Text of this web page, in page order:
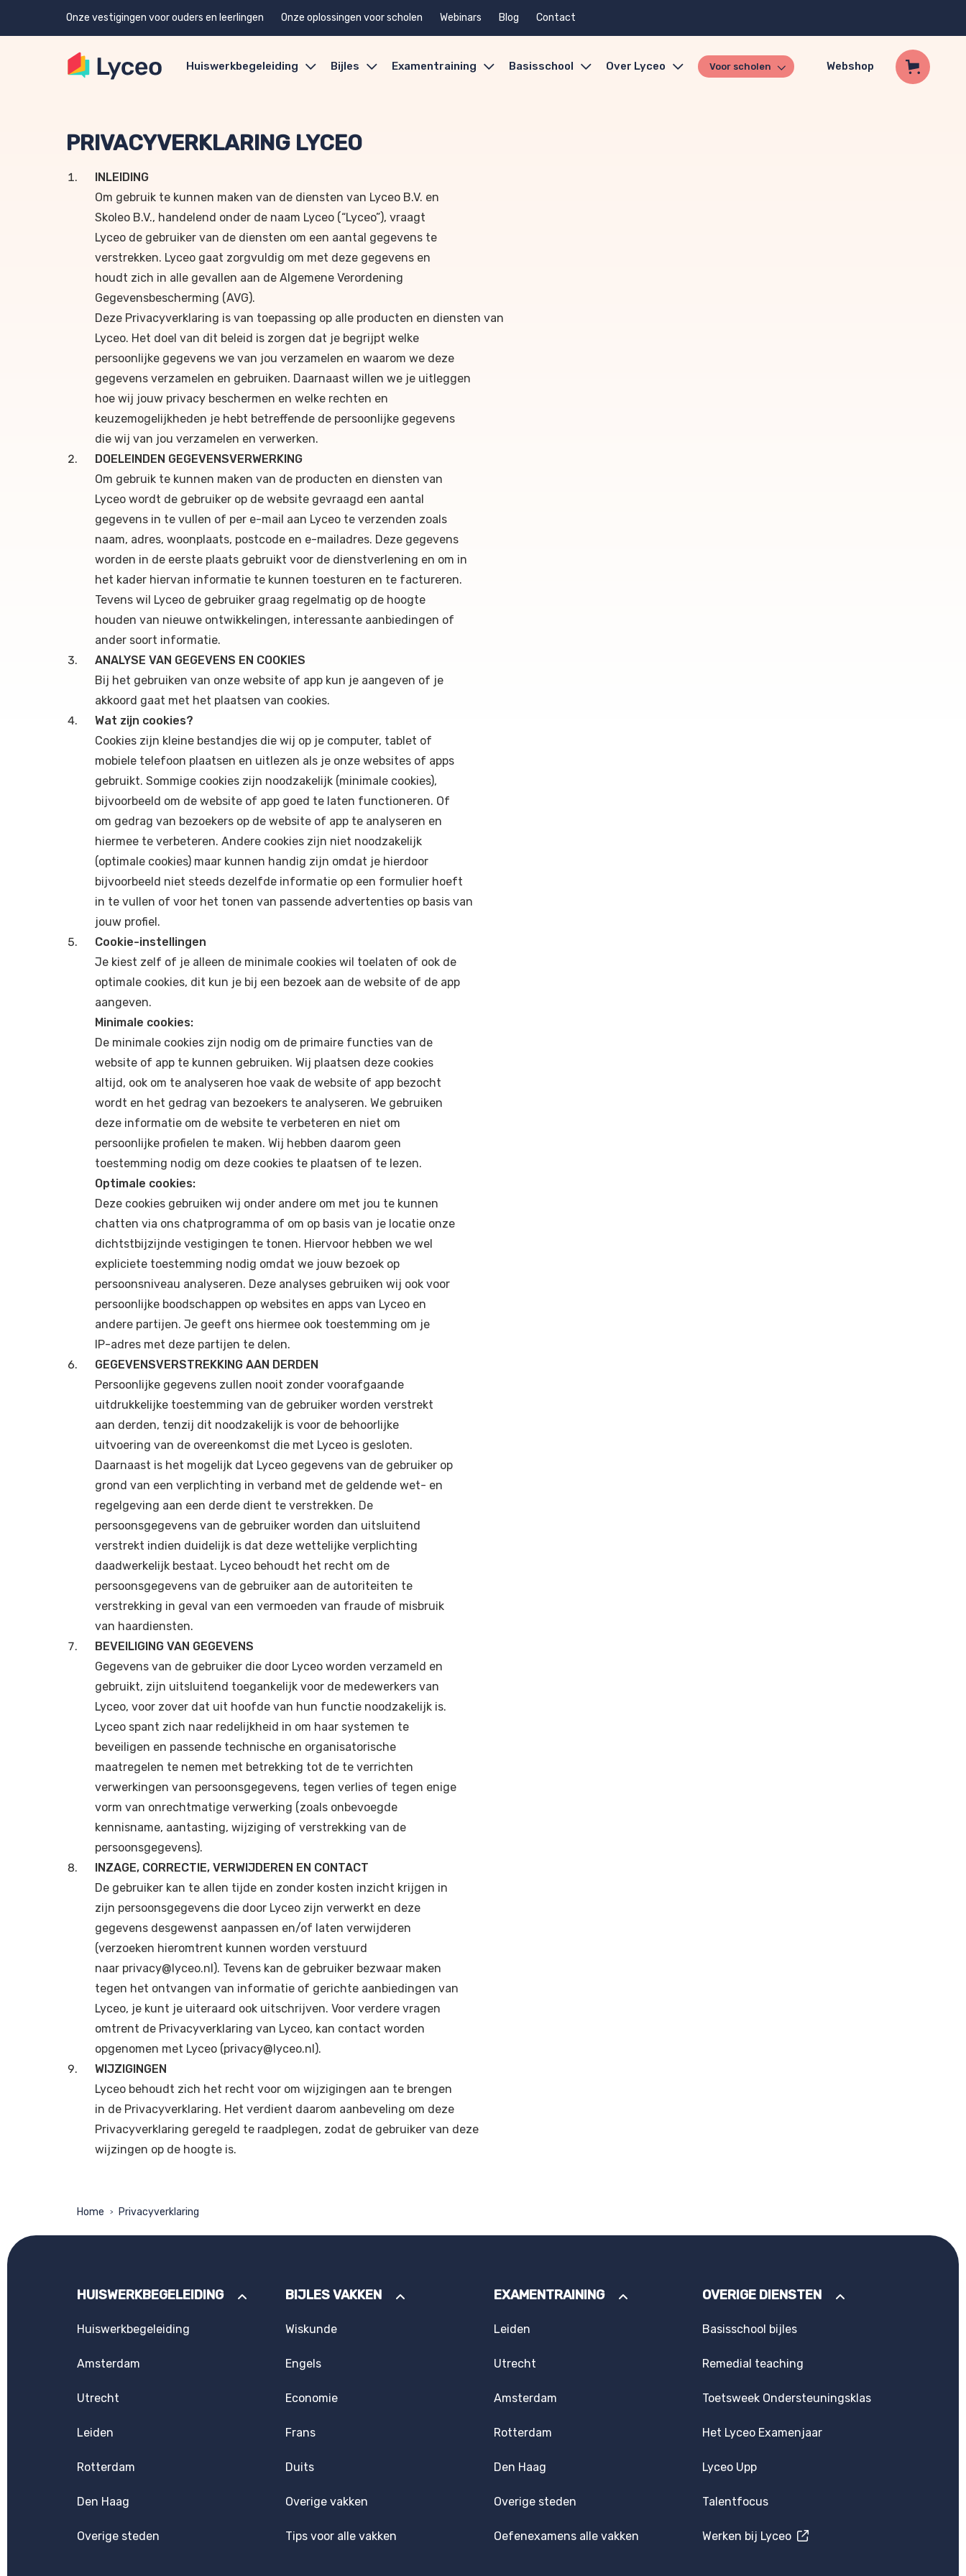
Onze vestigingen voor ouders en leerlingen Onze oplossingen voor scholen Webinars Blog Contact
Huiswerkbegeleiding Bijles Examentraining Basisschool Over Lyceo Voor scholen Webshop
PRIVACYVERKLARING LYCEO
INLEIDING
Om gebruik te kunnen maken van de diensten van Lyceo B.V. en
Skoleo B.V., handelend onder de naam Lyceo (“Lyceo”), vraagt
Lyceo de gebruiker van de diensten om een aantal gegevens te
verstrekken. Lyceo gaat zorgvuldig om met deze gegevens en
houdt zich in alle gevallen aan de Algemene Verordening
Gegevensbescherming (AVG).
Deze Privacyverklaring is van toepassing op alle producten en diensten van
Lyceo. Het doel van dit beleid is zorgen dat je begrijpt welke
persoonlijke gegevens we van jou verzamelen en waarom we deze
gegevens verzamelen en gebruiken. Daarnaast willen we je uitleggen
hoe wij jouw privacy beschermen en welke rechten en
keuzemogelijkheden je hebt betreffende de persoonlijke gegevens
die wij van jou verzamelen en verwerken.
DOELEINDEN GEGEVENSVERWERKING
Om gebruik te kunnen maken van de producten en diensten van
Lyceo wordt de gebruiker op de website gevraagd een aantal
gegevens in te vullen of per e-mail aan Lyceo te verzenden zoals
naam, adres, woonplaats, postcode en e-mailadres. Deze gegevens
worden in de eerste plaats gebruikt voor de dienstverlening en om in
het kader hiervan informatie te kunnen toesturen en te factureren.
Tevens wil Lyceo de gebruiker graag regelmatig op de hoogte
houden van nieuwe ontwikkelingen, interessante aanbiedingen of
ander soort informatie.
ANALYSE VAN GEGEVENS EN COOKIES
Bij het gebruiken van onze website of app kun je aangeven of je
akkoord gaat met het plaatsen van cookies.
Wat zijn cookies?
Cookies zijn kleine bestandjes die wij op je computer, tablet of
mobiele telefoon plaatsen en uitlezen als je onze websites of apps
gebruikt. Sommige cookies zijn noodzakelijk (minimale cookies),
bijvoorbeeld om de website of app goed te laten functioneren. Of
om gedrag van bezoekers op de website of app te analyseren en
hiermee te verbeteren. Andere cookies zijn niet noodzakelijk
(optimale cookies) maar kunnen handig zijn omdat je hierdoor
bijvoorbeeld niet steeds dezelfde informatie op een formulier hoeft
in te vullen of voor het tonen van passende advertenties op basis van
jouw profiel.
Cookie-instellingen
Je kiest zelf of je alleen de minimale cookies wil toelaten of ook de
optimale cookies, dit kun je bij een bezoek aan de website of de app
aangeven.
Minimale cookies:
De minimale cookies zijn nodig om de primaire functies van de
website of app te kunnen gebruiken. Wij plaatsen deze cookies
altijd, ook om te analyseren hoe vaak de website of app bezocht
wordt en het gedrag van bezoekers te analyseren. We gebruiken
deze informatie om de website te verbeteren en niet om
persoonlijke profielen te maken. Wij hebben daarom geen
toestemming nodig om deze cookies te plaatsen of te lezen.
Optimale cookies:
Deze cookies gebruiken wij onder andere om met jou te kunnen
chatten via ons chatprogramma of om op basis van je locatie onze
dichtstbijzijnde vestigingen te tonen. Hiervoor hebben we wel
expliciete toestemming nodig omdat we jouw bezoek op
persoonsniveau analyseren. Deze analyses gebruiken wij ook voor
persoonlijke boodschappen op websites en apps van Lyceo en
andere partijen. Je geeft ons hiermee ook toestemming om je
IP-adres met deze partijen te delen.
GEGEVENSVERSTREKKING AAN DERDEN
Persoonlijke gegevens zullen nooit zonder voorafgaande
uitdrukkelijke toestemming van de gebruiker worden verstrekt
aan derden, tenzij dit noodzakelijk is voor de behoorlijke
uitvoering van de overeenkomst die met Lyceo is gesloten.
Daarnaast is het mogelijk dat Lyceo gegevens van de gebruiker op
grond van een verplichting in verband met de geldende wet- en
regelgeving aan een derde dient te verstrekken. De
persoonsgegevens van de gebruiker worden dan uitsluitend
verstrekt indien duidelijk is dat deze wettelijke verplichting
daadwerkelijk bestaat. Lyceo behoudt het recht om de
persoonsgegevens van de gebruiker aan de autoriteiten te
verstrekking in geval van een vermoeden van fraude of misbruik
van haardiensten.
BEVEILIGING VAN GEGEVENS
Gegevens van de gebruiker die door Lyceo worden verzameld en
gebruikt, zijn uitsluitend toegankelijk voor de medewerkers van
Lyceo, voor zover dat uit hoofde van hun functie noodzakelijk is.
Lyceo spant zich naar redelijkheid in om haar systemen te
beveiligen en passende technische en organisatorische
maatregelen te nemen met betrekking tot de te verrichten
verwerkingen van persoonsgegevens, tegen verlies of tegen enige
vorm van onrechtmatige verwerking (zoals onbevoegde
kennisname, aantasting, wijziging of verstrekking van de
persoonsgegevens).
INZAGE, CORRECTIE, VERWIJDEREN EN CONTACT
De gebruiker kan te allen tijde en zonder kosten inzicht krijgen in
zijn persoonsgegevens die door Lyceo zijn verwerkt en deze
gegevens desgewenst aanpassen en/of laten verwijderen
(verzoeken hieromtrent kunnen worden verstuurd
naar privacy@lyceo.nl). Tevens kan de gebruiker bezwaar maken
tegen het ontvangen van informatie of gerichte aanbiedingen van
Lyceo, je kunt je uiteraard ook uitschrijven. Voor verdere vragen
omtrent de Privacyverklaring van Lyceo, kan contact worden
opgenomen met Lyceo (privacy@lyceo.nl).
WIJZIGINGEN
Lyceo behoudt zich het recht voor om wijzigingen aan te brengen
in de Privacyverklaring. Het verdient daarom aanbeveling om deze
Privacyverklaring geregeld te raadplegen, zodat de gebruiker van deze
wijzingen op de hoogte is.
Home > Privacyverklaring
HUISWERKBEGELEIDING
Huiswerkbegeleiding
Amsterdam
Utrecht
Leiden
Rotterdam
Den Haag
Overige steden
BIJLES VAKKEN
Wiskunde
Engels
Economie
Frans
Duits
Overige vakken
Tips voor alle vakken
EXAMENTRAINING
Leiden
Utrecht
Amsterdam
Rotterdam
Den Haag
Overige steden
Oefenexamens alle vakken
OVERIGE DIENSTEN
Basisschool bijles
Remedial teaching
Toetsweek Ondersteuningsklas
Het Lyceo Examenjaar
Lyceo Upp
Talentfocus
Werken bij Lyceo